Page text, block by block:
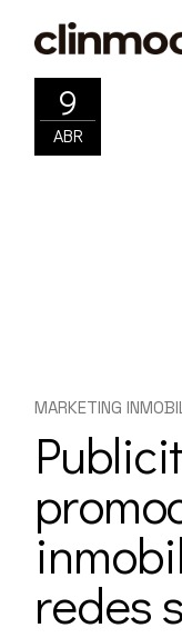
content
9
ABR
MARKETING
redes